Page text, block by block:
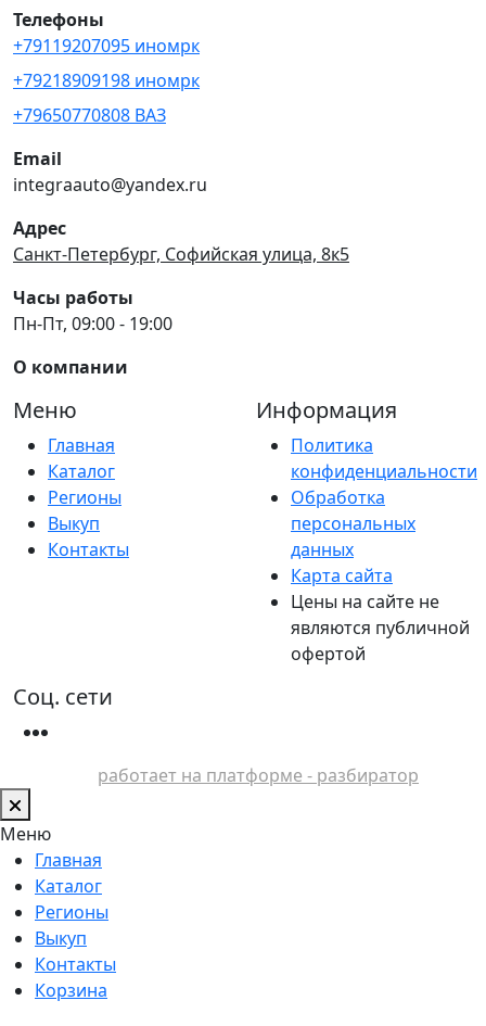
Телефоны
+79119207095 иномрк
+79218909198 иномрк
+79650770808 ВАЗ
Email
integraauto@yandex.ru
Адрес
Санкт-Петербург, Софийская улица, 8к5
Часы работы
Пн-Пт, 09:00 - 19:00
О компании
Меню
Главная
Каталог
Регионы
Выкуп
Контакты
Информация
Политика
конфиденциальности
Обработка
персональных
данных
Карта сайта
Цены на сайте не
являются публичной
офертой
Соц. сети
работает на платформе - разбиратор
Меню
Главная
Каталог
Регионы
Выкуп
Контакты
Корзина